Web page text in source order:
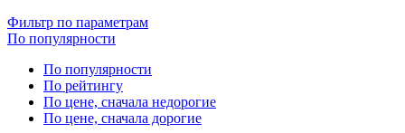
Фильтр по параметрам
По популярности
По популярности
По рейтингу
По цене, сначала недорогие
По цене, сначала дорогие